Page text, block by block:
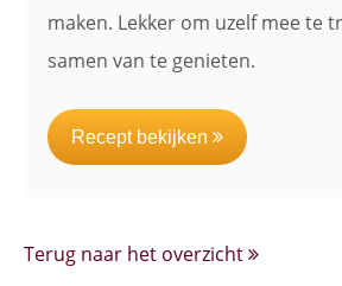
maken. Lekker om uzelf mee te
samen van te genieten.
Recept bekijken
Terug naar het overzicht